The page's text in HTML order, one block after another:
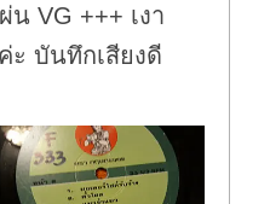
VG +++ เงา
ะ บันทึกเสียงดี